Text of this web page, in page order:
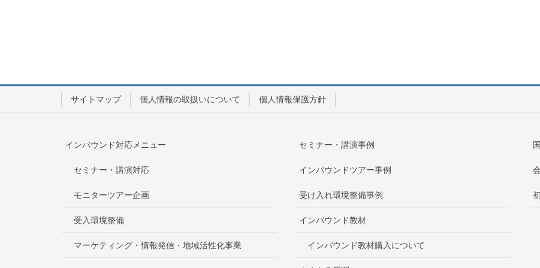
サイトマップ 個人情報の取扱いについて 個人情報保護方針
インバウンド対応メニュー
セミナー・講演対応
モニターツアー企画
受入環境整備
マーケティング・情報発信・地域活性化事業
セミナー・講演事例
インバウンドツアー事例
受け入れ環境整備事例
インバウンド教材
インバウンド教材購入について